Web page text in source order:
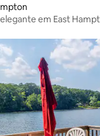
em East